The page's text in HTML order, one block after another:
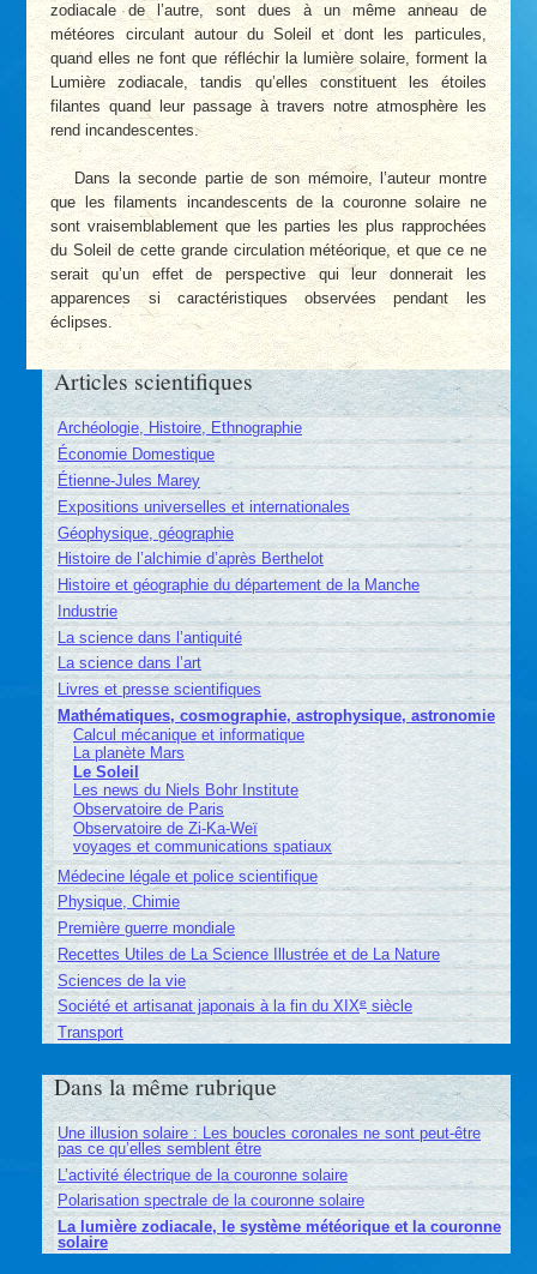
zodiacale de l’autre, sont dues à un même anneau de
météores circulant autour du Soleil et dont les particules,
quand elles ne font que réfléchir la lumière solaire, forment la
Lumière zodiacale, tandis qu’elles constituent les étoiles
filantes quand leur passage à travers notre atmosphère les
rend incandescentes.
Dans la seconde partie de son mémoire, l’auteur montre
que les filaments incandescents de la couronne solaire ne
sont vraisemblablement que les parties les plus rapprochées
du Soleil de cette grande circulation météorique, et que ce ne
serait qu’un effet de perspective qui leur donnerait les
apparences si caractéristiques observées pendant les
éclipses.
Articles scientifiques
Archéologie, Histoire, Ethnographie
Économie Domestique
Étienne-Jules Marey
Expositions universelles et internationales
Géophysique, géographie
Histoire de l’alchimie d’après Berthelot
Histoire et géographie du département de la Manche
Industrie
La science dans l’antiquité
La science dans l’art
Livres et presse scientifiques
Mathématiques, cosmographie, astrophysique, astronomie
Calcul mécanique et informatique
La planète Mars
Le Soleil
Les news du Niels Bohr Institute
Observatoire de Paris
Observatoire de Zi-Ka-Weï
voyages et communications spatiaux
Médecine légale et police scientifique
Physique, Chimie
Première guerre mondiale
Recettes Utiles de La Science Illustrée et de La Nature
Sciences de la vie
Société et artisanat japonais à la fin du XIXesiècle
Transport
Dans la même rubrique
Une illusion solaire : Les boucles coronales ne sont peut-être
pas ce qu’elles semblent être
L’activité électrique de la couronne solaire
Polarisation spectrale de la couronne solaire
La lumière zodiacale, le système météorique et la couronne
solaire